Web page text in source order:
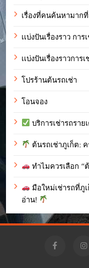
เรื่องที่คนค้นหามาก
เเบ่งปันเรื่องราว การ
เเบ่งปันเรื่องราวการ
โปรร้านต้นรถเช่า
โอนจอง
บริการเช่ารถรา
ต้นรถเช่าภูเก็ต:
ทำไมควรเลือก “
มือใหม่เช่ารถที่ภู
อ่าน!